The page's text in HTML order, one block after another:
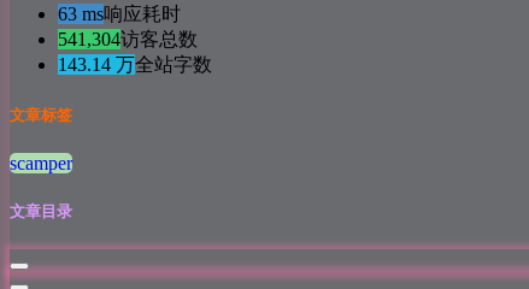
63 ms响应耗时
541,304访客总数
143.14 万全站字数
文章标签
scamper
文章目录